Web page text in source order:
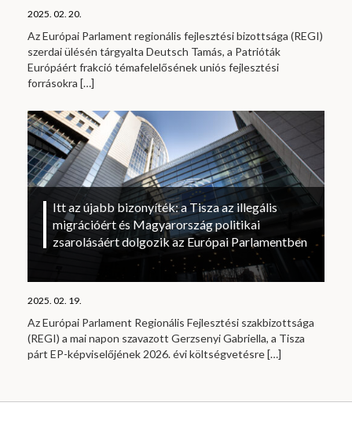
2025. 02. 20.
Az Európai Parlament regionális fejlesztési bizottsága (REGI)
szerdai ülésén tárgyalta Deutsch Tamás, a Patrióták
Európáért frakció témafelelősének uniós fejlesztési
forrásokra […]
Itt az újabb bizonyíték: a Tisza az illegális
migrációért és Magyarország politikai
zsarolásáért dolgozik az Európai Parlamentben
2025. 02. 19.
Az Európai Parlament Regionális Fejlesztési szakbizottsága
(REGI) a mai napon szavazott Gerzsenyi Gabriella, a Tisza
párt EP-képviselőjének 2026. évi költségvetésre[…]